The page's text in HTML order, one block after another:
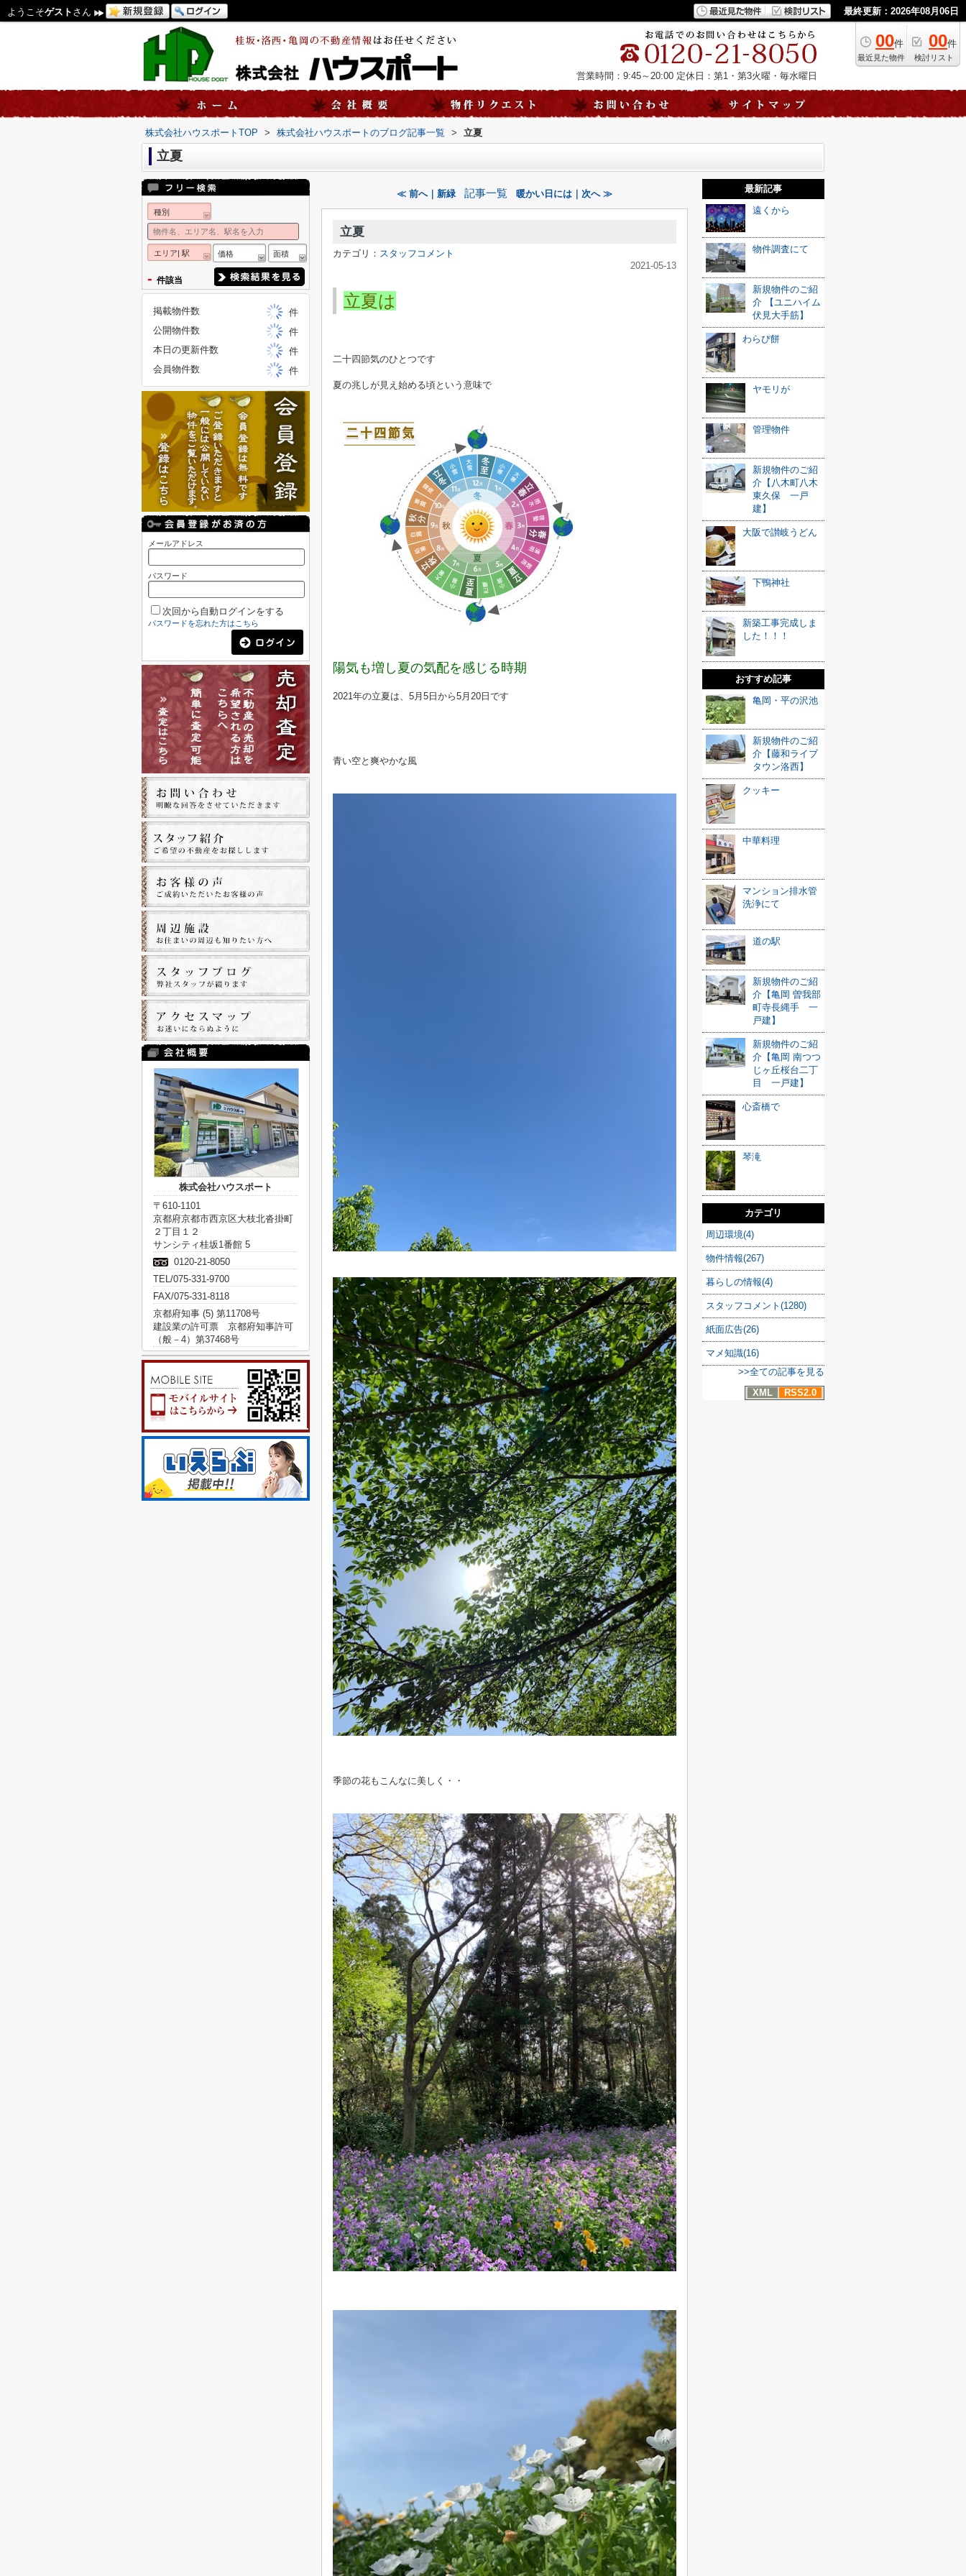
ようこそゲスト さん 最終更新：2026年08月06日
00件
最近見た物件
00件
検討リスト
営業時間：9:45～20:00 定休日：第1・第3火曜・毎水曜日
株式会社ハウスポートTOP > 株式会社ハウスポートのブログ記事一覧 > 立夏
立夏
≪ 前へ｜新緑 記事一覧 暖かい日には｜次へ ≫
立夏
カテゴリ： スタッフコメント
2021-05-13
立夏は
二十四節気のひとつです
夏の兆しが見え始める頃という意味で
陽気も増し夏の気配を感じる時期
2021年の立夏は、5月5日から5月20日です
青い空と爽やかな風
季節の花もこんなに美しく・・
最新記事
遠くから
物件調査にて
新規物件のご紹
介 【ユニハイム
伏見大手筋】
わらび餅
ヤモリが
管理物件
新規物件のご紹
介【八木町八木
東久保 一戸
建】
大阪で讃岐うどん
下鴨神社
新築工事完成しま
した！！！
おすすめ記事
亀岡・平の沢池
新規物件のご紹
介【藤和ライブ
タウン洛西】
クッキー
中華料理
マンション排水管
洗浄にて
道の駅
新規物件のご紹
介【亀岡 曽我部
町寺長縄手 一
戸建】
新規物件のご紹
介【亀岡 南つつ
じヶ丘桜台二丁
目 一戸建】
心斎橋で
琴滝
カテゴリ
周辺環境(4)
物件情報(267)
暮らしの情報(4)
スタッフコメント(1280)
紙面広告(26)
マメ知識(16)
>>全ての記事を見る
XML
RSS2.0
種別
エリア| 駅 価格 面積
- 件該当
掲載物件数
件
公開物件数
件
本日の更新件数
件
会員物件数
件
メールアドレス
パスワード
次回から自動ログインをする
パスワードを忘れた方はこちら
株式会社ハウスポート
〒610-1101
京都府京都市西京区大枝北沓掛町
２丁目１２
サンシティ桂坂1番館 5
0120-21-8050
TEL/075-331-9700
FAX/075-331-8118
京都府知事 (5) 第11708号
建設業の許可票 京都府知事許可
（般－4）第37468号